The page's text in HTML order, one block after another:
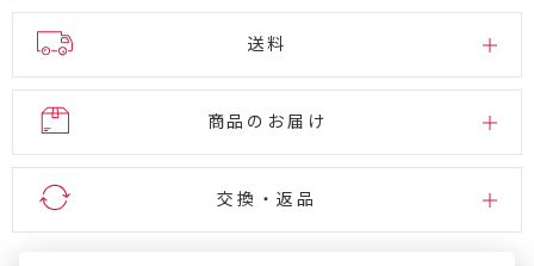
送料
商品のお届け
交換・返品